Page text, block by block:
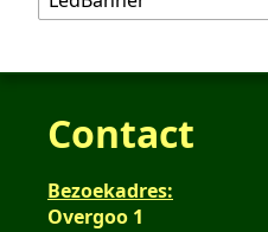
Contact
Bezoekadres:
Overgoo 1